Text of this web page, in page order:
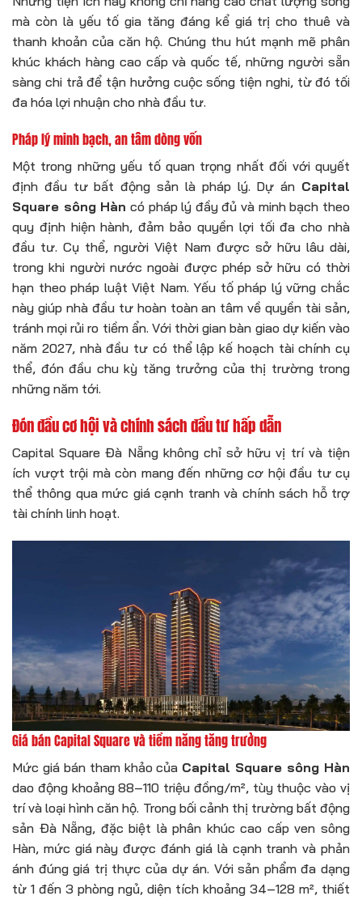
mà còn là yếu tố gia tăng đáng kể giá trị cho thuê và
thanh khoản của căn hộ. Chúng thu hút mạnh mẽ phân
khúc khách hàng cao cấp và quốc tế, những người sẵn
sàng chi trả để tận hưởng cuộc sống tiện nghi, từ đó tối
đa hóa lợi nhuận cho nhà đầu tư.
Pháp lý minh bạch, an tâm dòng vốn
Một trong những yếu tố quan trọng nhất đối với quyết
định đầu tư bất động sản là pháp lý. Dự án Capital
Square sông Hàn có pháp lý đầy đủ và minh bạch theo
quy định hiện hành, đảm bảo quyền lợi tối đa cho nhà
đầu tư. Cụ thể, người Việt Nam được sở hữu lâu dài,
trong khi người nước ngoài được phép sở hữu có thời
hạn theo pháp luật Việt Nam. Yếu tố pháp lý vững chắc
này giúp nhà đầu tư hoàn toàn an tâm về quyền tài sản,
tránh mọi rủi ro tiềm ẩn. Với thời gian bàn giao dự kiến vào
năm 2027, nhà đầu tư có thể lập kế hoạch tài chính cụ
thể, đón đầu chu kỳ tăng trưởng của thị trường trong
những năm tới.
Đón đầu cơ hội và chính sách đầu tư hấp dẫn
Capital Square Đà Nẵng không chỉ sở hữu vị trí và tiện
ích vượt trội mà còn mang đến những cơ hội đầu tư cụ
thể thông qua mức giá cạnh tranh và chính sách hỗ trợ
tài chính linh hoạt.
Giá bán Capital Square và tiềm năng tăng trưởng
Mức giá bán tham khảo của Capital Square sông Hàn
dao động khoảng 88–110 triệu đồng/m², tùy thuộc vào vị
trí và loại hình căn hộ. Trong bối cảnh thị trường bất động
sản Đà Nẵng, đặc biệt là phân khúc cao cấp ven sông
Hàn, mức giá này được đánh giá là cạnh tranh và phản
ánh đúng giá trị thực của dự án. Với sản phẩm đa dạng
từ 1 đến 3 phòng ngủ, diện tích khoảng 34–128 m², thiết